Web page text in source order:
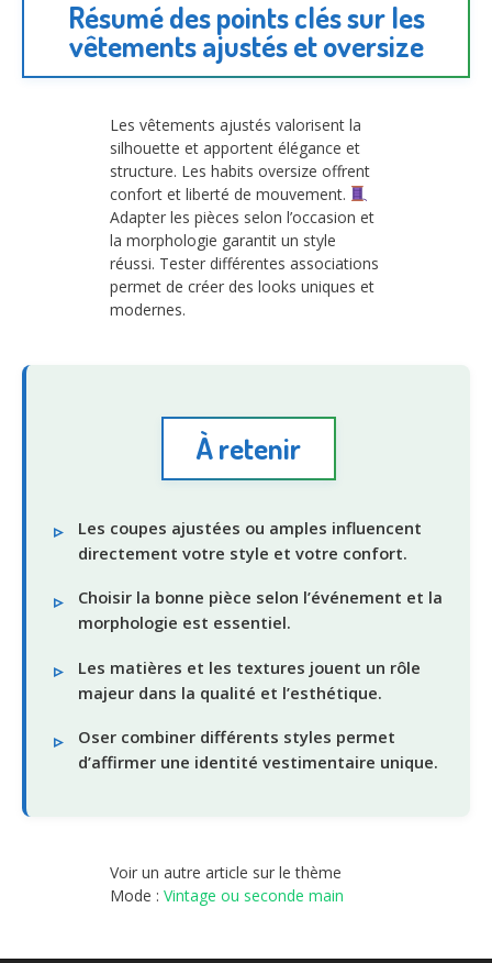
Résumé des points clés sur les
vêtements ajustés et oversize
Les vêtements ajustés valorisent la
silhouette et apportent élégance et
structure. Les habits oversize offrent
confort et liberté de mouvement.
Adapter les pièces selon l’occasion et
la morphologie garantit un style
réussi. Tester différentes associations
permet de créer des looks uniques et
modernes.
À retenir
Les coupes ajustées ou amples influencent
directement votre style et votre confort.
Choisir la bonne pièce selon l’événement et la
morphologie est essentiel.
Les matières et les textures jouent un rôle
majeur dans la qualité et l’esthétique.
Oser combiner différents styles permet
d’affirmer une identité vestimentaire unique.
Voir un autre article sur le thème
Mode : Vintage ou seconde main